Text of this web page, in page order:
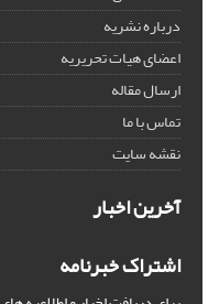
درباره نشریه
اعضای هیات تحریریه
ارسال مقاله
تماس با ما
نقشه سایت
آخرین اخبار
اشتراک خبرنامه